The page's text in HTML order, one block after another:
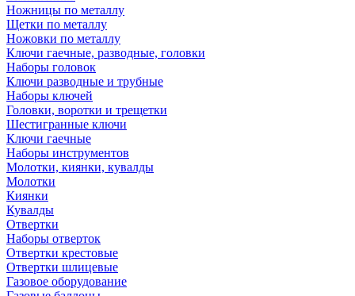
Ножницы по металлу
Щетки по металлу
Ножовки по металлу
Ключи гаечные, разводные, головки
Наборы головок
Ключи разводные и трубные
Наборы ключей
Головки, воротки и трещетки
Шестигранные ключи
Ключи гаечные
Наборы инструментов
Молотки, киянки, кувалды
Молотки
Киянки
Кувалды
Отвертки
Наборы отверток
Отвертки крестовые
Отвертки шлицевые
Газовое оборудование